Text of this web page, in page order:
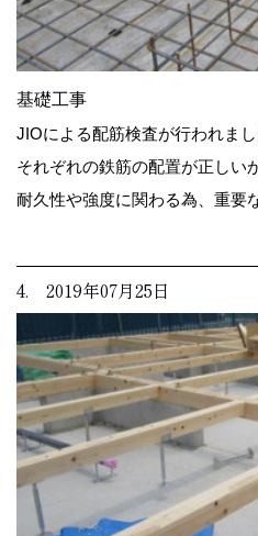
基礎工事
JIOによる配筋検査が行われまし
それぞれの鉄筋の配置が正しい
耐久性や強度に関わる為、重要
4. 2019年07月25日